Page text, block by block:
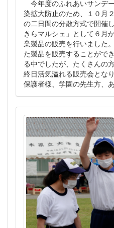
今年度のふれあいサンデ
染拡大防止のため、１０月
の二日間の分散方式で開催
きらマルシェ」として６月
業製品の販売を行いました
た製品を販売することがで
る中でしたが、たくさんの
終日活気溢れる販売会とな
保護者様、学園の先生方、